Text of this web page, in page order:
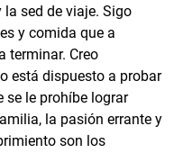
sed de viaje. Sigo
y comida que a
terminar. Creo
está dispuesto a probar
se le prohíbe lograr
la pasión errante y
son los